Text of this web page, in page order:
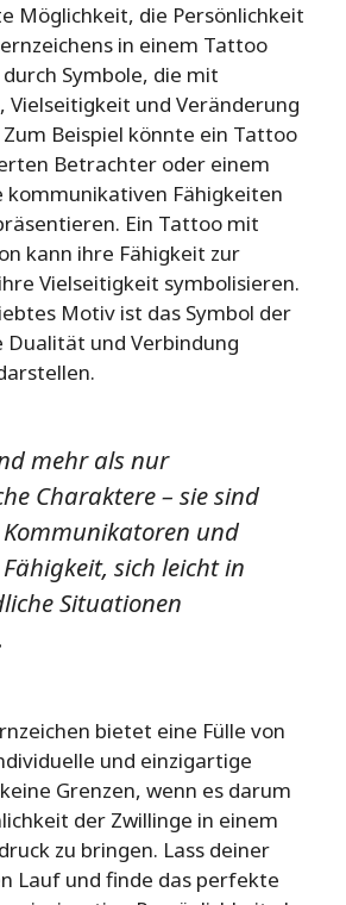
Möglichkeit, die Persönlichkeit
in einem Tattoo
Symbole, die mit
Vielseitigkeit und Veränderung
Beispiel könnte ein Tattoo
Betrachter oder einem
kommunikativen Fähigkeiten
Ein Tattoo mit
kann ihre Fähigkeit zur
Vielseitigkeit symbolisieren.
Motiv ist das Symbol der
Dualität und Verbindung
mehr als nur
Charaktere – sie sind
und
sich leicht in
Situationen
bietet eine Fülle von
und einzigartige
Grenzen, wenn es darum
der Zwillinge in einem
zu bringen. Lass deiner
Lauf und finde das perfekte